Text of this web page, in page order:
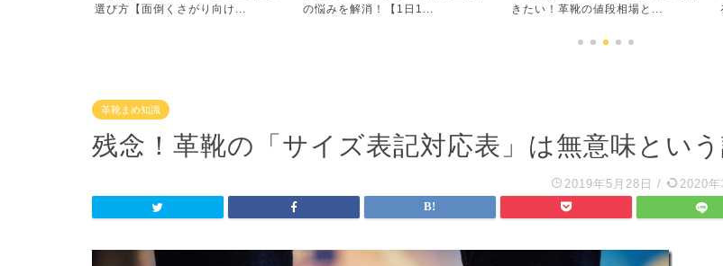
の悩みを解消！【1日1...
きたい！革靴の値段相場と...
る方法【毎日たった30秒...
革靴まめ知識
残念！革靴の「サイズ表記対応表」は無意味とい
2019年5月28日 / 2020年